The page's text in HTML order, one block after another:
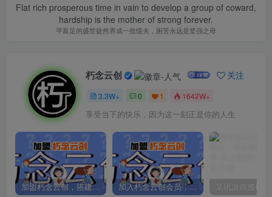
Flat rich prosperous time in vain to develop a group of coward,
hardship is the mother of strong forever.
平富足的盛世徒然养成一批懦夫，困苦永远是坚强之母
朽念云创 关注
3.3W+ 0 1 1642W+
享受当下的快乐，因为这一刻正是你的人生
加盟朽念云创，搭建同款项目资源站，实现日入2000+ 加入朽念云创会员，全站资源免费学习。